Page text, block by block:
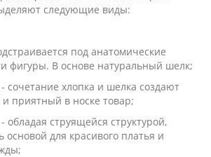
следующие виды:
под анатомические
фигуры. В основе натуральный шелк;
сочетание хлопка и шелка создают
приятный в носке товар;
обладая струящейся структурой,
основой для красивого платья и